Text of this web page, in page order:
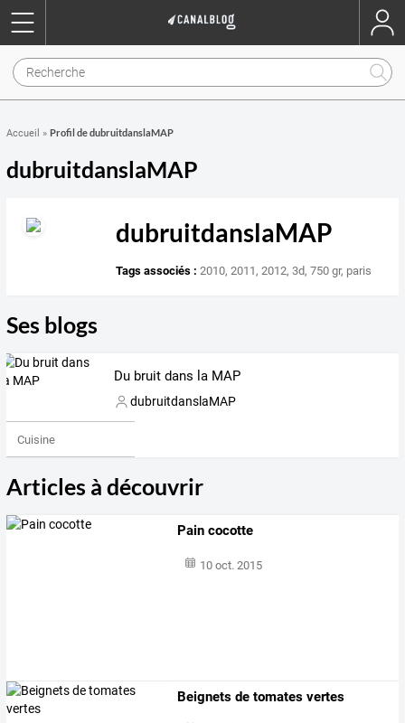
Accueil » Profil de dubruitdanslaMAP
dubruitdanslaMAP
dubruitdanslaMAP
Tags associés : 2010,2011,2012,3d,750 gr, paris
Ses blogs
Du bruit dans la MAP
dubruitdanslaMAP
Cuisine
Articles à découvrir
Pain cocotte
10 oct. 2015
Beignets de tomates vertes